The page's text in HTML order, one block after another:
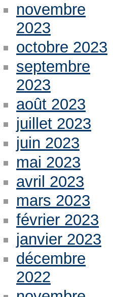
novembre
2023
octobre 2023
septembre
2023
août 2023
juillet 2023
juin 2023
mai 2023
avril 2023
mars 2023
février 2023
janvier 2023
décembre
2022